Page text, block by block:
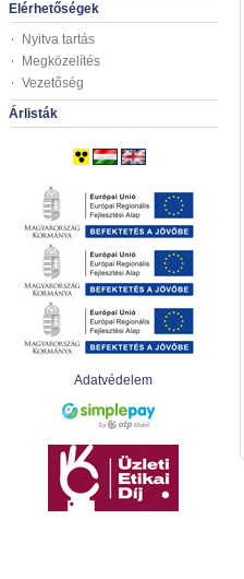
Elérhetőségek
Nyitva tartás
Megközelítés
Vezetőség
Árlisták
Adatvédelem